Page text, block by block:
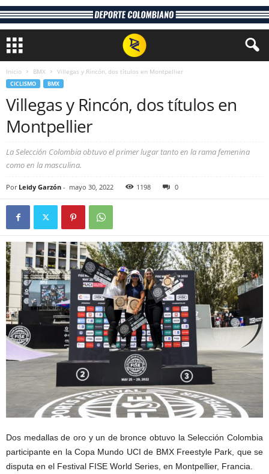
Inicio BMX Villegas y Rincón, dos títulos en Montpellier
CICLISMO BMX
Villegas y Rincón, dos títulos en
Montpellier
La Selección Colombia obtuvo el primer lugar tanto en la rama femenina
como en la masculina.
Por Leidy Garzón - mayo 30, 2022 1198 0
Dos medallas de oro y un de bronce obtuvo la Selección Colombia
participante en la Copa Mundo UCI de BMX Freestyle Park, que se
disputa en el Festival FISE World Series, en Montpellier, Francia.